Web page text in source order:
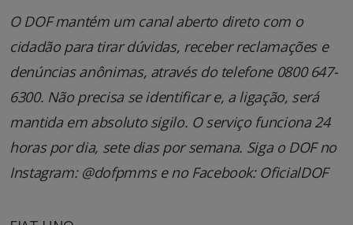
O DOF mantém um canal aberto direto com o
cidadão para tirar dúvidas, receber reclamações e
denúncias anônimas, através do telefone 0800 647-
6300. Não precisa se identificar e, a ligação, será
mantida em absoluto sigilo. O serviço funciona 24
horas por dia, sete dias por semana. Siga o DOF no
Instagram: @dofpmms e no Facebook: OficialDOF